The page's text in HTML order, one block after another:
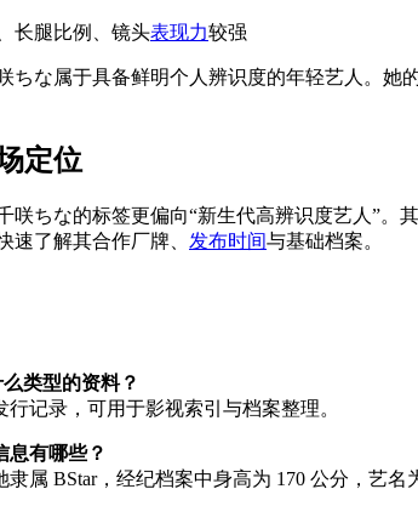
长腿比例、镜头表现力较强
ちな属于具备鲜明个人辨识度的年轻艺人。
定位
咲ちな的标签更偏向“新生代高辨识度艺人”
速了解其合作厂牌、 发布时间与基础档案。
类型的资料？
记录，可用于影视索引与档案整理。
息有哪些？
属 BStar，经纪档案中身高为 170 公分，艺名